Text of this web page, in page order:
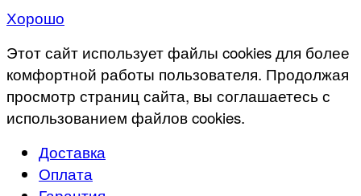
Хорошо
Этот сайт использует файлы cookies для более
комфортной работы пользователя. Продолжая
просмотр страниц сайта, вы соглашаетесь с
использованием файлов cookies.
Доставка
Оплата